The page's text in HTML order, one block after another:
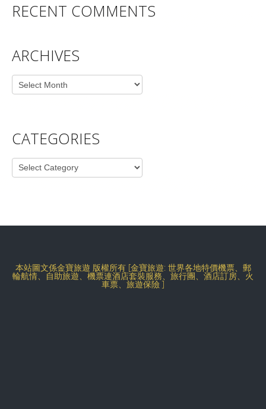
RECENT COMMENTS
ARCHIVES
Archives
CATEGORIES
Categories
本站圖文係金寶旅遊 版權所有 [金寶旅遊: 世界各地特價機票、郵
輪航情、自助旅遊、機票連酒店套裝服務、旅行團、酒店訂房、火
車票、旅遊保險 ]